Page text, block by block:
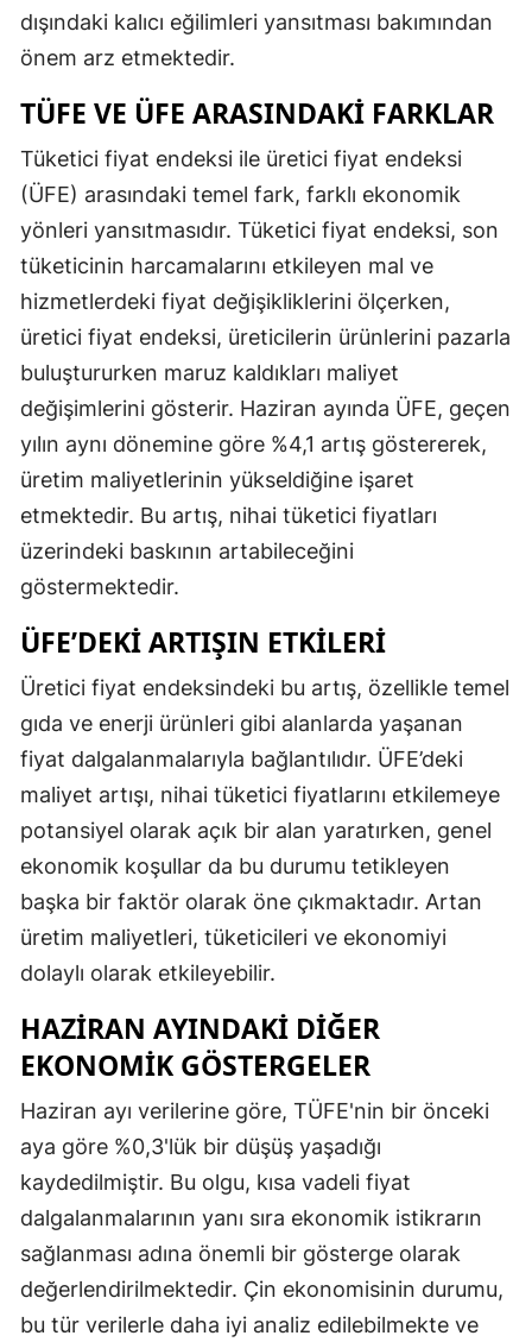
dışındaki kalıcı eğilimleri yansıtması bakımından
önem arz etmektedir.
TÜFE VE ÜFE ARASINDAKI FARKLAR
Tüketici fiyat endeksi ile üretici fiyat endeksi
(ÜFE) arasındaki temel fark, farklı ekonomik
yönleri yansıtmasıdır. Tüketici fiyat endeksi, son
tüketicinin harcamalarını etkileyen mal ve
hizmetlerdeki fiyat değişikliklerini ölçerken,
üretici fiyat endeksi, üreticilerin ürünlerini pazarla
buluştururken maruz kaldıkları maliyet
değişimlerini gösterir. Haziran ayında ÜFE, geçen
yılın aynı dönemine göre %4,1 artış göstererek,
üretim maliyetlerinin yükseldiğine işaret
etmektedir. Bu artış, nihai tüketici fiyatları
üzerindeki baskının artabileceğini
göstermektedir.
ÜFE’DEKI ARTIŞIN ETKILERI
Üretici fiyat endeksindeki bu artış, özellikle temel
gıda ve enerji ürünleri gibi alanlarda yaşanan
fiyat dalgalanmalarıyla bağlantılıdır. ÜFE’deki
maliyet artışı, nihai tüketici fiyatlarını etkilemeye
potansiyel olarak açık bir alan yaratırken, genel
ekonomik koşullar da bu durumu tetikleyen
başka bir faktör olarak öne çıkmaktadır. Artan
üretim maliyetleri, tüketicileri ve ekonomiyi
dolaylı olarak etkileyebilir.
HAZIRAN AYINDAKI DIĞER
EKONOMIK GÖSTERGELER
Haziran ayı verilerine göre, TÜFE'nin bir önceki
aya göre %0,3'lük bir düşüş yaşadığı
kaydedilmiştir. Bu olgu, kısa vadeli fiyat
dalgalanmalarının yanı sıra ekonomik istikrarın
sağlanması adına önemli bir gösterge olarak
değerlendirilmektedir. Çin ekonomisinin durumu,
bu tür verilerle daha iyi analiz edilebilmekte ve